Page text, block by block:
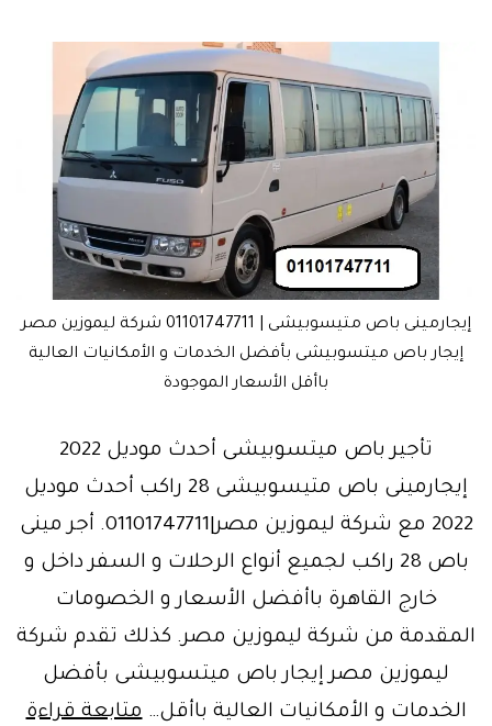
إيجارمينى باص متيسوبيشى | 01101747711 شركة ليموزين مصر
إيجار باص ميتسوبيشى بأفضل الخدمات و الأمكانيات العالية
باأقل الأسعار الموجودة
تأجير باص ميتسوبيشى أحدث موديل 2022
إيجارمينى باص متيسوبيشى 28 راكب أحدث موديل
2022 مع شركة ليموزين مصر|01101747711. أجر مينى
باص 28 راكب لجميع أنواع الرحلات و السفر داخل و
خارج القاهرة باأفضل الأسعار و الخصومات
المقدمة من شركة ليموزين مصر. كذلك تقدم شركة
ليموزين مصر إيجار باص ميتسوبيشى بأفضل
الخدمات و الأمكانيات العالية باأقل…متابعة قراءة